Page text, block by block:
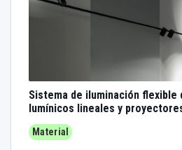
Sistema de iluminación flexible
lumínicos lineales y
Material